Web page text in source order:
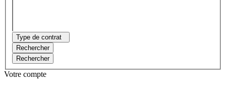
Type de contrat
Rechercher
Rechercher
Votre compte